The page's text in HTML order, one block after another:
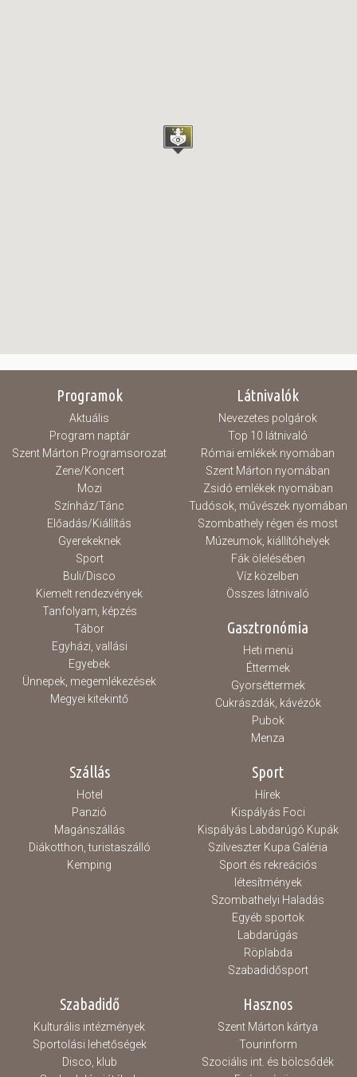
Programok
Aktuális
Program naptár
Szent Márton Programsorozat
Zene/Koncert
Mozi
Színház/Tánc
Előadás/Kiállítás
Gyerekeknek
Sport
Buli/Disco
Kiemelt rendezvények
Tanfolyam, képzés
Tábor
Egyházi, vallási
Egyebek
Ünnepek, megemlékezések
Megyei kitekintő
Látnivalók
Nevezetes polgárok
Top 10 látnivaló
Római emlékek nyomában
Szent Márton nyomában
Zsidó emlékek nyomában
Tudósok, művészek nyomában
Szombathely régen és most
Múzeumok, kiállítóhelyek
Fák ölelésében
Víz közelben
Összes látnivaló
Gasztronómia
Heti menü
Éttermek
Gyorséttermek
Cukrászdák, kávézók
Pubok
Menza
Szállás
Hotel
Panzió
Magánszállás
Diákotthon, turistaszálló
Kemping
Sport
Hírek
Kispályás Foci
Kispályás Labdarúgó Kupák
Szilveszter Kupa Galéria
Sport és rekreációs
létesítmények
Szombathelyi Haladás
Egyéb sportok
Labdarúgás
Röplabda
Szabadidősport
Szabadidő
Kulturális intézmények
Sportolási lehetőségek
Disco, klub
Hasznos
Szent Márton kártya
Tourinform
Szociális int. és bölcsődék